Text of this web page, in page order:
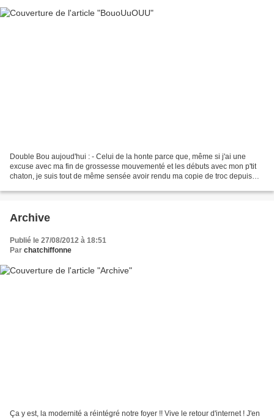
Double Bou aujoud'hui : - Celui de la honte parce que, même si j'ai une
excuse avec ma fin de grossesse mouvementé et les débuts avec mon p'tit
chaton, je suis tout de même sensée avoir rendu ma copie de troc depuis
Archive
Publié le 27/08/2012 à 18:51
Par chatchiffonne
Ça y est, la modernité a réintégré notre foyer !! Vive le retour d'internet ! J'en